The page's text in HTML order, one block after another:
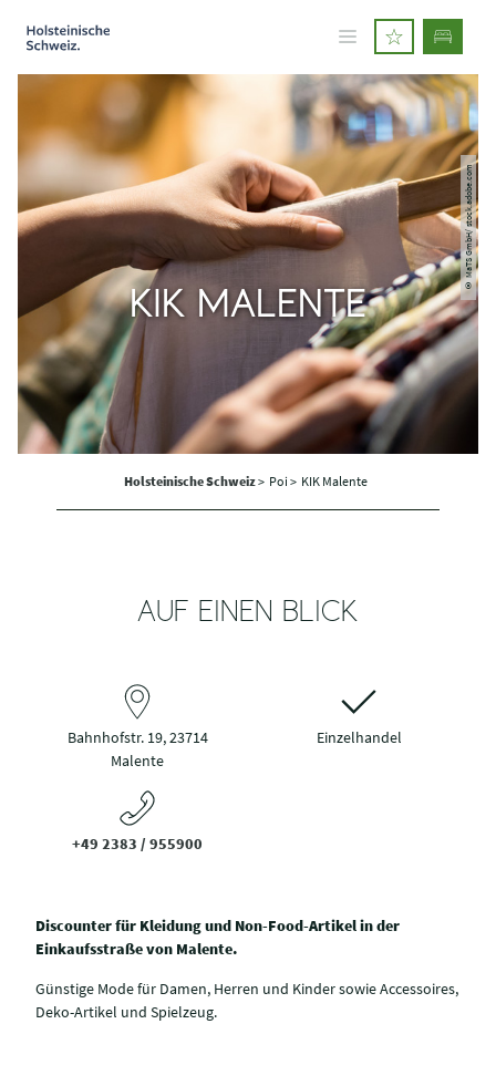
© MaTS GmbH/ stock.adobe.com
KIK MALENTE
Holsteinische Schweiz> Poi > KIK Malente
AUF EINEN BLICK
Bahnhofstr. 19, 23714
Malente
Einzelhandel
+49 2383 / 955900
Discounter für Kleidung und Non-Food-Artikel in der
Einkaufsstraße von Malente.
Günstige Mode für Damen, Herren und Kinder sowie Accessoires,
Deko-Artikel und Spielzeug.